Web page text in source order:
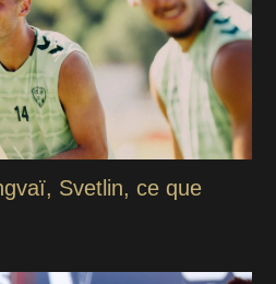
Svetlin, ce que